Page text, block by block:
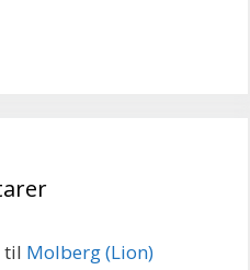
til Molberg (Lion)